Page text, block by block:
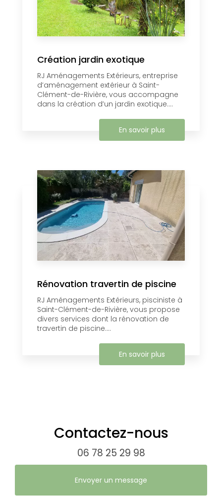
Création jardin exotique
RJ Aménagements Extérieurs, entreprise
d’aménagement extérieur à Saint-
Clément-de-Rivière, vous accompagne
dans la création d’un jardin exotique....
En savoir plus
Rénovation travertin de piscine
RJ Aménagements Extérieurs, pisciniste à
Saint-Clément-de-Rivière, vous propose
divers services dont la rénovation de
travertin de piscine....
En savoir plus
Contactez-nous
06 78 25 29 98
Envoyer un message